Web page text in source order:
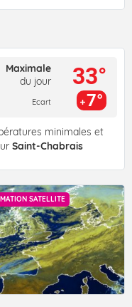
Maximale
du jour
Ecart
33°
7°
minimales et
Saint-Chabrais
SATELLITE